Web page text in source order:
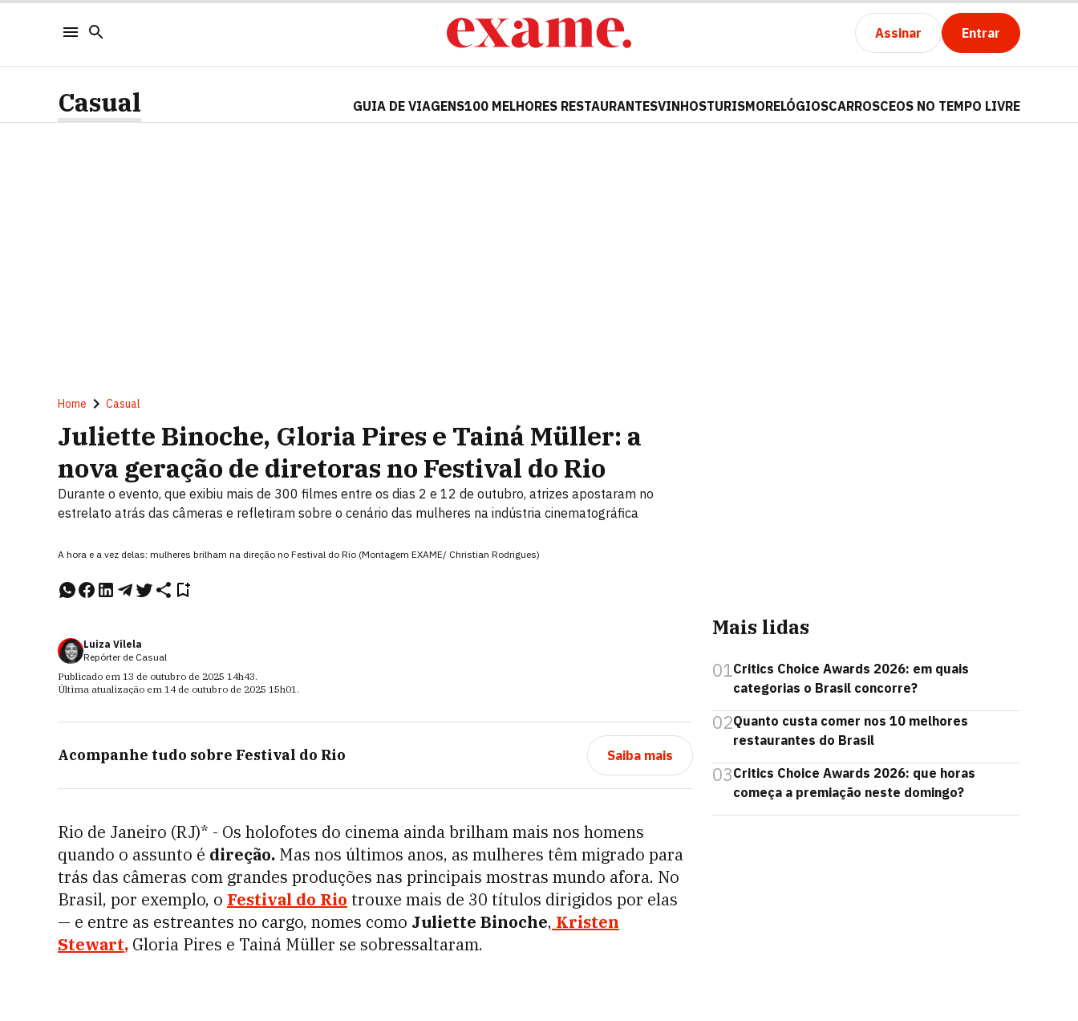
Assinar Entrar
Casual GUIA DE VIAGENS100 MELHORES RESTAURANTESVINHOSTURISMORELÓGIOSCARROSCEOS NO TEMPO LIVRE
Home Casual
Juliette Binoche, Gloria Pires e Tainá Müller: a
nova geração de diretoras no Festival do Rio
Durante o evento, que exibiu mais de 300 filmes entre os dias 2 e 12 de outubro, atrizes apostaram no
estrelato atrás das câmeras e refletiram sobre o cenário das mulheres na indústria cinematográfica
A hora e a vez delas: mulheres brilham na direção no Festival do Rio (Montagem EXAME/ Christian Rodrigues)
Luiza Vilela
Repórter de Casual
Publicado em 13 de outubro de 2025 14h43.
Última atualização em 14 de outubro de 2025 15h01.
Acompanhe tudo sobre Festival do Rio Saiba mais
Rio de Janeiro (RJ)* - Os holofotes do cinema ainda brilham mais nos homens
quando o assunto é direção. Mas nos últimos anos, as mulheres têm migrado para
trás das câmeras com grandes produções nas principais mostras mundo afora. No
Brasil, por exemplo, o Festival do Rio trouxe mais de 30 títulos dirigidos por elas
— e entre as estreantes no cargo, nomes como Juliette Binoche, Kristen
Stewart, Gloria Pires e Tainá Müller se sobressaltaram.
Mais lidas
01Critics Choice Awards 2026: em quais
categorias o Brasil concorre?
02Quanto custa comer nos 10 melhores
restaurantes do Brasil
03Critics Choice Awards 2026: que horas
começa a premiação neste domingo?